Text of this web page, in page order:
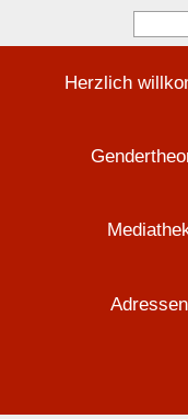
Herzlich
Adressen